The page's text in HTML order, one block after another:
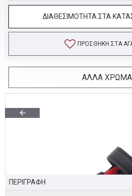
ΔΙΑΘΕΣΙΜΟΤΗΤΑ ΣΤΑ
ΠΡΟΣΘΉΚΗ ΣΤΑ
ΑΛΛΑ
ΠΕΡΙΓΡΑΦΗ